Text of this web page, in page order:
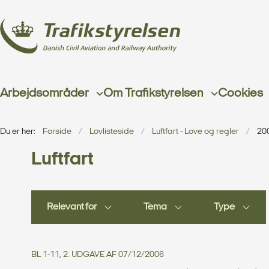
Arbejdsområder Om Trafikstyrelsen Cookies
Du er her: Forside Lovlisteside Luftfart - Love og regler
Luftfart
Relevant for Tema Type
BL 1-11, 2. UDGAVE AF 07/12/2006